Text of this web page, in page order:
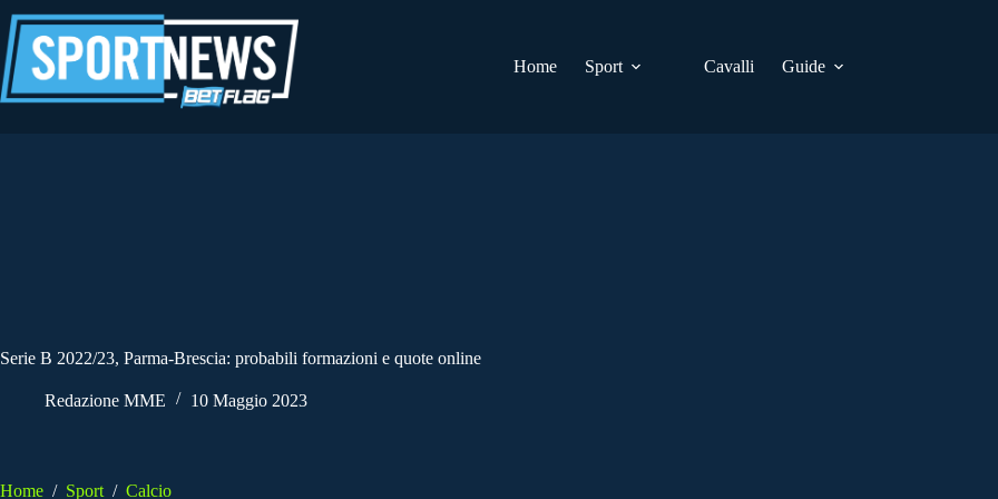
al
contenuto
Home
Sport Cavalli Guide
Serie B 2022/23, Parma-Brescia: probabili formazioni e quote online
Redazione MME 10 Maggio 2023
Home / Sport / Calcio